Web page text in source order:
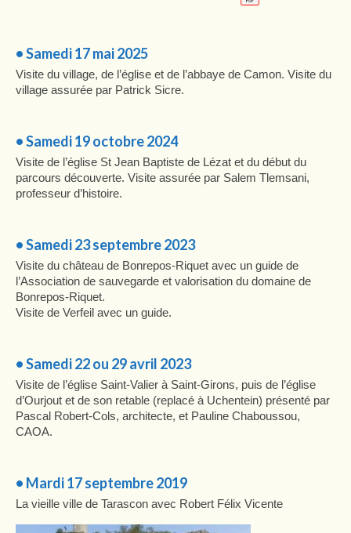
• Samedi 17 mai 2025
Visite du village, de l’église et de l’abbaye de Camon. Visite du
village assurée par Patrick Sicre.
• Samedi 19 octobre 2024
Visite de l’église St Jean Baptiste de Lézat et du début du
parcours découverte. Visite assurée par Salem Tlemsani,
professeur d’histoire.
• Samedi 23 septembre 2023
Visite du château de Bonrepos-Riquet avec un guide de
l’Association de sauvegarde et valorisation du domaine de
Bonrepos-Riquet.
Visite de Verfeil avec un guide.
• Samedi 22 ou 29 avril 2023
Visite de l’église Saint-Valier à Saint-Girons, puis de l’église
d’Ourjout et de son retable (replacé à Uchentein) présenté par
Pascal Robert-Cols, architecte, et Pauline Chaboussou,
CAOA.
• Mardi 17 septembre 2019
La vieille ville de Tarascon avec Robert Félix Vicente